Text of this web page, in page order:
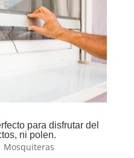
para disfrutar del
ni polen.
Mosquiteras